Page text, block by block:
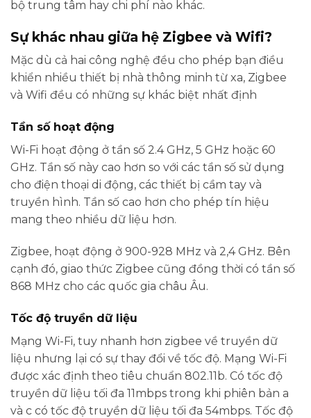
bộ trung tâm hay chi phí nào khác.
Sự khác nhau giữa hệ Zigbee và Wifi?
Mặc dù cả hai công nghệ đều cho phép bạn điều
khiển nhiều thiết bị nhà thông minh từ xa, Zigbee
và Wifi đều có những sự khác biệt nhất định
Tần số hoạt động
Wi-Fi hoạt động ở tần số 2.4 GHz, 5 GHz hoặc 60
GHz. Tần số này cao hơn so với các tần số sử dụng
cho điện thoại di động, các thiết bị cầm tay và
truyền hình. Tần số cao hơn cho phép tín hiệu
mang theo nhiều dữ liệu hơn.
Zigbee, hoạt động ở 900-928 MHz và 2,4 GHz. Bên
cạnh đó, giao thức Zigbee cũng đồng thời có tần số
868 MHz cho các quốc gia châu Âu.
Tốc độ truyền dữ liệu
Mạng Wi-Fi, tuy nhanh hơn zigbee về truyền dữ
liệu nhưng lại có sự thay đổi về tốc độ. Mạng Wi-Fi
được xác định theo tiêu chuẩn 802.11b. Có tốc độ
truyền dữ liệu tối đa 11mbps trong khi phiên bản a
và c có tốc độ truyền dữ liệu tối đa 54mbps. Tốc độ